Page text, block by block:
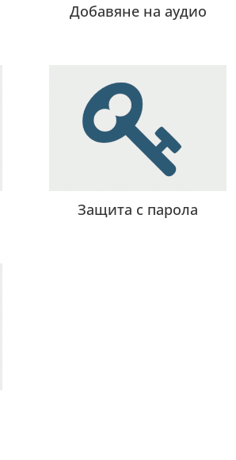
Добавяне на аудио
Защита с парола